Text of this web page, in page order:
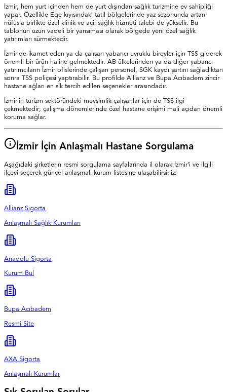
İzmir, hem yurt içinden hem de yurt dışından sağlık turizmine ev sahipliği
yapar. Özellikle Ege kıyısındaki tatil bölgelerinde yaz sezonunda artan
nüfusla birlikte özel klinik ve acil sağlık hizmeti talebi de yükselir. Bu
tablonun uzun vadeli bir yansıması olarak bölgede yeni özel sağlık
yatırımları sürmektedir.
İzmir'de ikamet eden ya da çalışan yabancı uyruklu bireyler için TSS giderek
önemli bir ürün haline gelmektedir. AB ülkelerinden ya da diğer yabancı
yatırımcıların İzmir ofislerinde çalışan personel, SGK kaydı şartını sağladıktan
sonra TSS poliçesi yaptırabilir. Bu profilde Allianz ve Bupa Acıbadem zincir
hastane ağları en sık tercih edilen seçenekler arasındadır.
İzmir'in turizm sektöründeki mevsimlik çalışanlar için de TSS ilgi
çekmektedir; çalışma dönemlerinde özel hastane erişimi mali açıdan önemli
koruma sağlar.
İzmir İçin Anlaşmalı Hastane Sorgulama
Aşağıdaki şirketlerin resmi sorgulama sayfalarında il olarak İzmir'i ve ilgili
ilçeyi seçerek güncel anlaşmalı kurum listesine ulaşabilirsiniz:
Allianz Sigorta
Anlaşmalı Sağlık Kurumları
Anadolu Sigorta
Kurum Bul
Bupa Acıbadem
Resmi Site
AXA Sigorta
Anlaşmalı Kurumlar